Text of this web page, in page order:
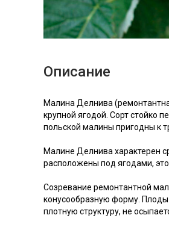
Описание
Малина Делнива
крупной ягодой. Сорт стойко
польской малины пригодны к
Малине Делнива характерен
расположены под ягодами,
Созревание ремонтантной
конусообразную форму. Плоды
плотную структуру, не